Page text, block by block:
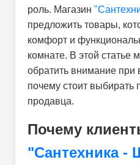
роль. Магазин
предложить товары,
комфорт и
комнате. В этой статье
обратить внимание при
почему стоит выбирать
продавца.
Почему
"Сантехника -